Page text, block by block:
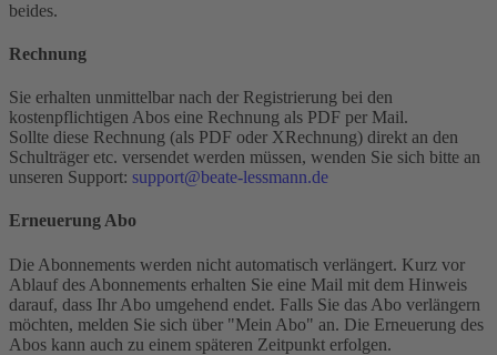
beides.
Rechnung
Sie erhalten unmittelbar nach der Registrierung bei den
kostenpflichtigen Abos eine Rechnung als PDF per Mail.
Sollte diese Rechnung (als PDF oder XRechnung) direkt an den
Schulträger etc. versendet werden müssen, wenden Sie sich bitte an
unseren Support: support@beate-lessmann.de
Erneuerung Abo
Die Abonnements werden nicht automatisch verlängert. Kurz vor
Ablauf des Abonnements erhalten Sie eine Mail mit dem Hinweis
darauf, dass Ihr Abo umgehend endet. Falls Sie das Abo verlängern
möchten, melden Sie sich über "Mein Abo" an. Die Erneuerung des
Abos kann auch zu einem späteren Zeitpunkt erfolgen.